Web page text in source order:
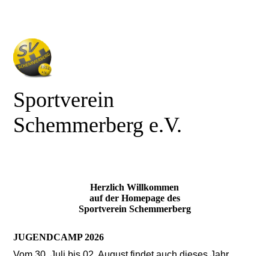
Sportverein
Schemmerberg e.V.
Herzlich Willkommen
auf der Homepage des
Sportverein Schemmerberg
JUGENDCAMP 2026